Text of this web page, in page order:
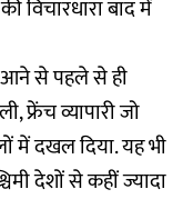
की विचारधारा बाद में
आने से पहले से ही
फ्रेंच व्यापारी जो
में दखल दिया. यह भी
देशों से कहीं ज्यादा